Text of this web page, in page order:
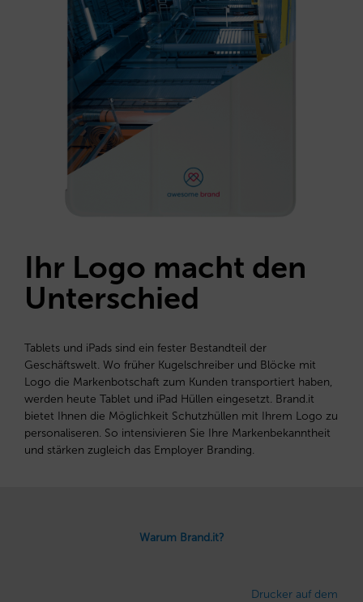
Ihr Logo macht den
Unterschied
Tablets und iPads sind ein fester Bestandteil der
Geschäftswelt. Wo früher Kugelschreiber und Blöcke mit
Logo die Markenbotschaft zum Kunden transportiert haben,
werden heute Tablet und iPad Hüllen eingesetzt. Brand.it
bietet Ihnen die Möglichkeit Schutzhüllen mit Ihrem Logo zu
personaliseren. So intensivieren Sie Ihre Markenbekanntheit
und stärken zugleich das Employer Branding.
Warum Brand.it?
Drucker auf dem